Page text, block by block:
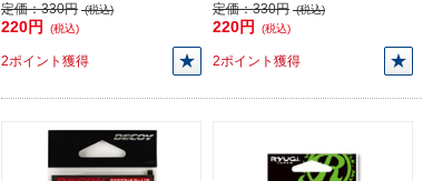
定価：330円 (税込)
220円 (税込)
2ポイント獲得
定価：330円 (税込)
220円 (税込)
2ポイント獲得